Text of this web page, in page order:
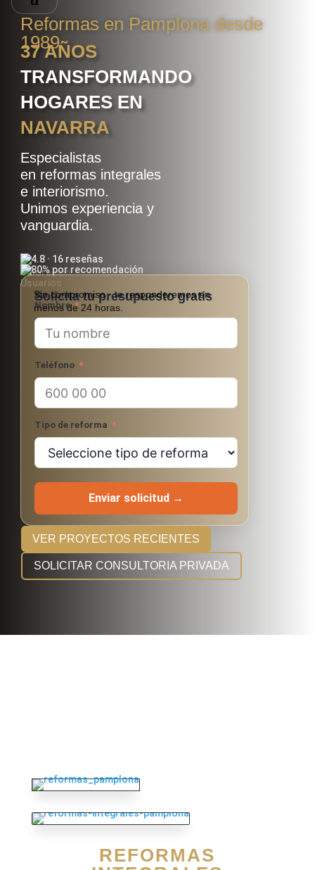
Reformas en Pamplona desde
1989
37 AÑOS
TRANSFORMANDO
HOGARES EN
NAVARRA
Especialistas
en reformas integrales
e interiorismo.
Unimos experiencia y
vanguardia.
4.8 · 16 reseñas
80% por recomendación
Solicita tu presupuesto gratis
Sin compromiso · te responderemos en
menos de 24 horas.
Nombre
Teléfono
Tipo de reforma
Enviar solicitud →
VER PROYECTOS RECIENTES
SOLICITAR CONSULTORIA PRIVADA
REFORMAS